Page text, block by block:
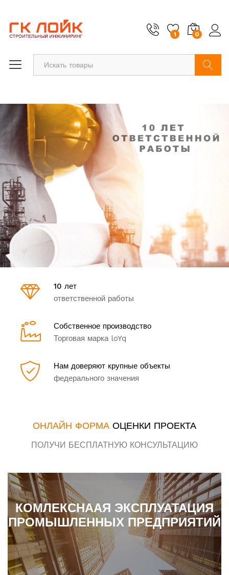
1 0
10 лет
ответственной работы
Собственное производство
Торговая марка loYq
Нам доверяют крупные объекты
федерального значения
ОНЛАЙН ФОРМА ОЦЕНКИ ПРОЕКТА
ПОЛУЧИ БЕСПЛАТНУЮ КОНСУЛЬТАЦИЮ
КОМЛЕКСНААЯ ЭКСПЛУАТАЦИЯ
ПРОМЫШЛЕННЫХ ПРЕДПРИЯТИЙ